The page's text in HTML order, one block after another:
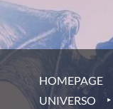
HOMEPAGE
UNIVERSO ‣